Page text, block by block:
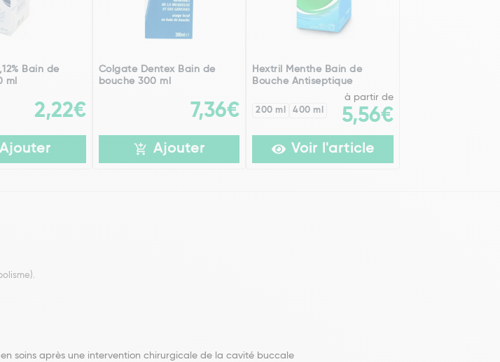
Bain de
ml
2,22€
Ajouter
Colgate Dentex Bain de
bouche 300 ml
7,36€
Ajouter
Hextril Menthe Bain de
Bouche Antiseptique
200 ml 400 ml
à partir de
5,56€
Voir l'article
soins après une intervention chirurgicale de la cavité buccale